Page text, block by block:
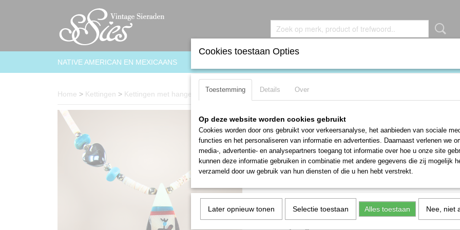
NATIVE AMERICAN EN MEXICAANS
Home > Kettingen > Kettingen met hanger Prachtige NAVAJO heishi turquoise hematiet Kachina ketting
Prachtige NAVAJO heishi turquoise
Kachina ketting
€ 65,00
✘Niet op voorraad
Specificaties
Productcode
Cookies toestaan Opties
Toestemming Details Over
Op deze website worden cookies gebruikt
Cookies worden door ons gebruikt voor verkeersanalyse, het aanbieden van sociale
functies en het personaliseren van informatie en advertenties. Daarnaast verlenen we
media-, advertentie- en analysepartners toegang tot informatie over hoe u onze site
kunnen deze informatie gebruiken in combinatie met andere gegevens die zij mogelijk
verzameld door uw gebruik van hun diensten of die u hen hebt verstrekt.
Later opnieuw tonen Selectie toestaan Alles toestaan Nee, niet